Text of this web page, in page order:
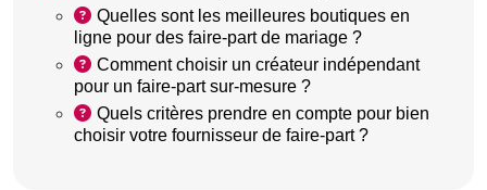
Quelles sont les meilleures boutiques en
ligne pour des faire-part de mariage ?
Comment choisir un créateur indépendant
pour un faire-part sur-mesure ?
Quels critères prendre en compte pour bien
choisir votre fournisseur de faire-part ?